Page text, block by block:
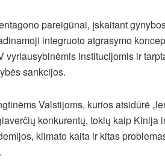
pareigūnai, įskaitant
integruoto atgrasymo
vyriausybinėmis institucijomis ir
sankcijos.
Valstijoms, kurios atsidūrė
konkurentų, tokių kaip Kinija
klimato kaita ir kitas